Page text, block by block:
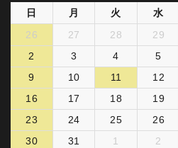
日 月 火 水
26
27 28 29
2
3 4 5
9
10 11 12
16
17 18 19
23
24 25 26
30
31 1 2